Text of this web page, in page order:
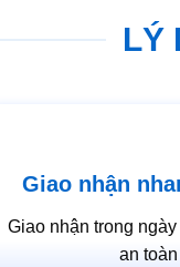
LÝ
Giao nhận
Giao nhận trong
an toàn